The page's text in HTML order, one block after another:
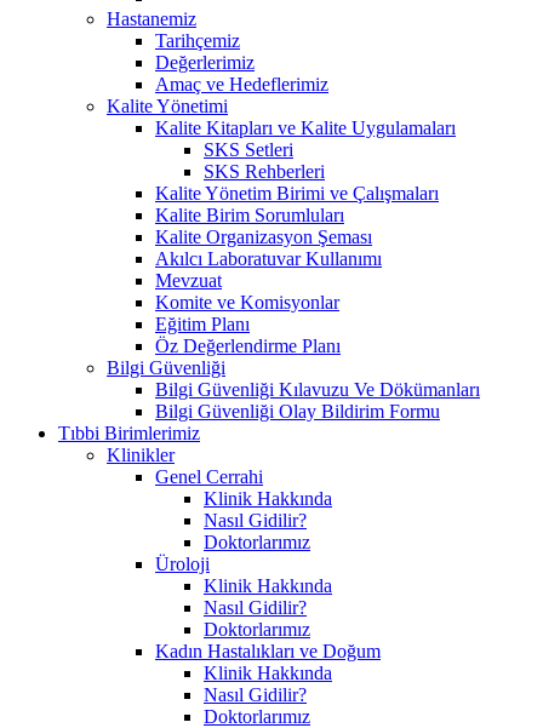
Hastanemiz
Tarihçemiz
Değerlerimiz
Amaç ve Hedeflerimiz
Kalite Yönetimi
Kalite Kitapları ve Kalite Uygulamaları
SKS Setleri
SKS Rehberleri
Kalite Yönetim Birimi ve Çalışmaları
Kalite Birim Sorumluları
Kalite Organizasyon Şeması
Akılcı Laboratuvar Kullanımı
Mevzuat
Komite ve Komisyonlar
Eğitim Planı
Öz Değerlendirme Planı
Bilgi Güvenliği
Bilgi Güvenliği Kılavuzu Ve Dökümanları
Bilgi Güvenliği Olay Bildirim Formu
Tıbbi Birimlerimiz
Klinikler
Genel Cerrahi
Klinik Hakkında
Nasıl Gidilir?
Doktorlarımız
Üroloji
Klinik Hakkında
Nasıl Gidilir?
Doktorlarımız
Kadın Hastalıkları ve Doğum
Klinik Hakkında
Nasıl Gidilir?
Doktorlarımız